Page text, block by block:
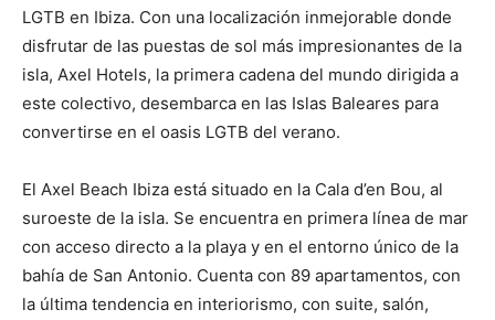
LGTB en Ibiza. Con una localización inmejorable donde
disfrutar de las puestas de sol más impresionantes de la
isla, Axel Hotels, la primera cadena del mundo dirigida a
este colectivo, desembarca en las Islas Baleares para
convertirse en el oasis LGTB del verano.
El Axel Beach Ibiza está situado en la Cala d’en Bou, al
suroeste de la isla. Se encuentra en primera línea de mar
con acceso directo a la playa y en el entorno único de la
bahía de San Antonio. Cuenta con 89 apartamentos, con
la última tendencia en interiorismo, con suite, salón,